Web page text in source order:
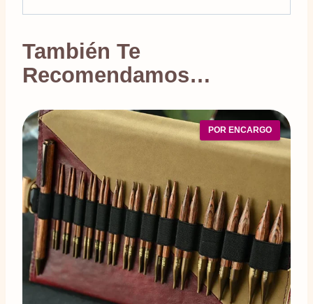
También Te
Recomendamos…
POR ENCARGO